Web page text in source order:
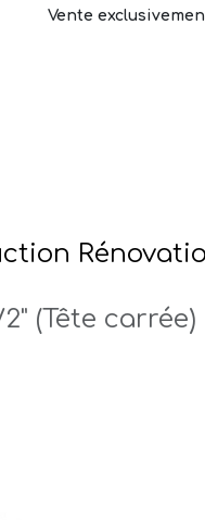
Vente
(Tête carrée)